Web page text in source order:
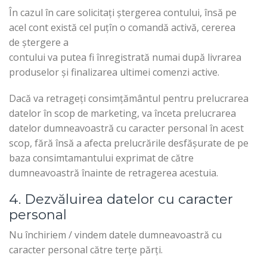
În cazul în care solicitați ștergerea contului, însă pe
acel cont există cel puțîn o comandă activă, cererea
de ștergere a
contului va putea fi înregistrată numai după livrarea
produselor și finalizarea ultimei comenzi active.
Dacă va retrageți consimțământul pentru prelucrarea
datelor în scop de marketing, va înceta prelucrarea
datelor dumneavoastră cu caracter personal în acest
scop, fără însă a afecta prelucrările desfășurate de pe
baza consimtamantului exprimat de către
dumneavoastră înainte de retragerea acestuia.
4. Dezvăluirea datelor cu caracter
personal
Nu închiriem / vindem datele dumneavoastră cu
caracter personal către terțe părți.